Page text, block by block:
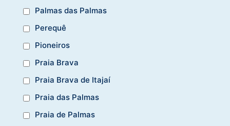
Palmas das Palmas
Perequê
Pioneiros
Praia Brava
Praia Brava de Itajaí
Praia das Palmas
Praia de Palmas